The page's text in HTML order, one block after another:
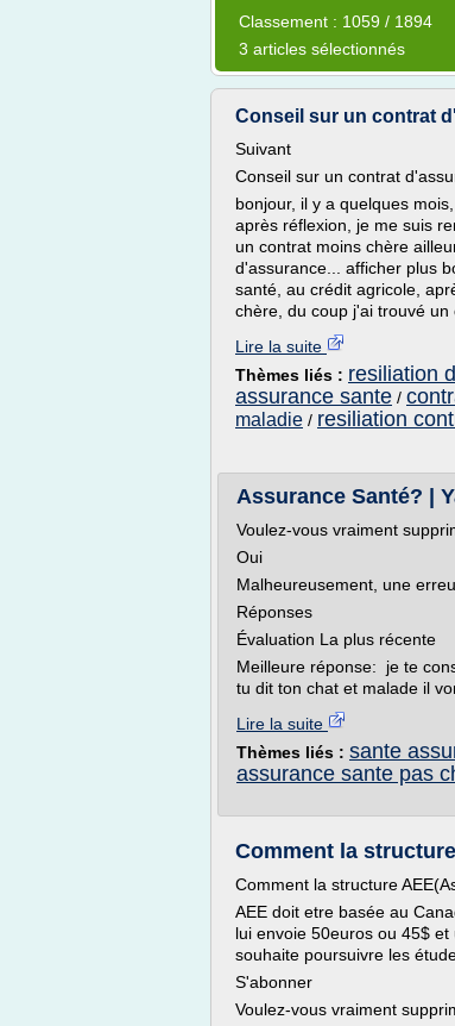
Classement : 1059 / 1894
3 articles sélectionnés
Conseil sur un contrat
Suivant
Conseil sur un contrat
bonjour, il y a quelques
après réflexion, je me suis
un contrat moins chère
d'assurance... afficher plus
santé, au crédit agricole,
chère, du coup j'ai trouvé un
Lire la suite
Thèmes liés : resiliation
assurance sante /
maladie / resiliation
Assurance Santé? |
Voulez-vous vraiment
Oui
Malheureusement, une
Réponses
Évaluation La plus récente
Meilleure réponse: je te
tu dit ton chat et malade il
Lire la suite
Thèmes liés : sante
assurance sante pas
Comment la
Comment la structure
AEE doit etre basée au
lui envoie 50euros ou 45$
souhaite poursuivre les
S'abonner
Voulez-vous vraiment